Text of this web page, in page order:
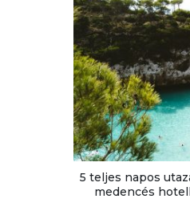
5 teljes napos
medencés